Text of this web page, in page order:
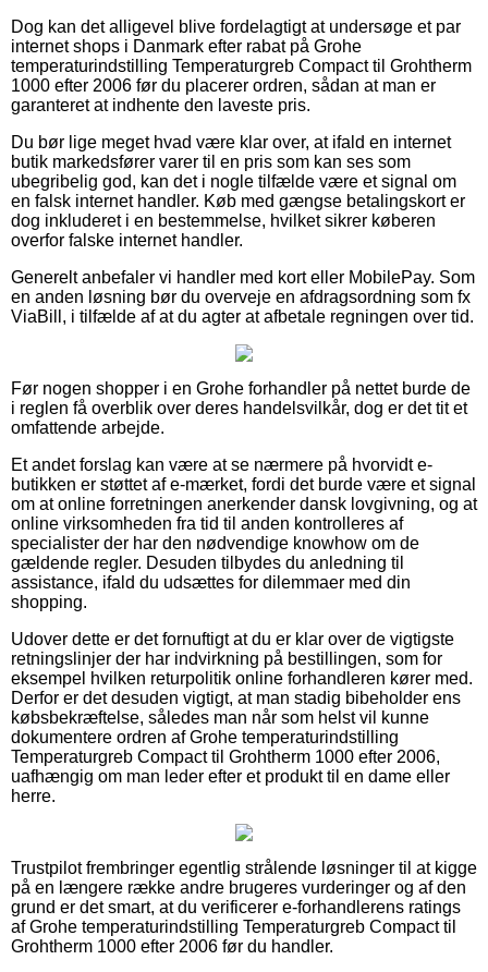
Dog kan det alligevel blive fordelagtigt at undersøge et par
internet shops i Danmark efter rabat på Grohe
temperaturindstilling Temperaturgreb Compact til Grohtherm
1000 efter 2006 før du placerer ordren, sådan at man er
garanteret at indhente den laveste pris.
Du bør lige meget hvad være klar over, at ifald en internet
butik markedsfører varer til en pris som kan ses som
ubegribelig god, kan det i nogle tilfælde være et signal om
en falsk internet handler. Køb med gængse betalingskort er
dog inkluderet i en bestemmelse, hvilket sikrer køberen
overfor falske internet handler.
Generelt anbefaler vi handler med kort eller MobilePay. Som
en anden løsning bør du overveje en afdragsordning som fx
ViaBill, i tilfælde af at du agter at afbetale regningen over tid.
Før nogen shopper i en Grohe forhandler på nettet burde de
i reglen få overblik over deres handelsvilkår, dog er det tit et
omfattende arbejde.
Et andet forslag kan være at se nærmere på hvorvidt e-
butikken er støttet af e-mærket, fordi det burde være et signal
om at online forretningen anerkender dansk lovgivning, og at
online virksomheden fra tid til anden kontrolleres af
specialister der har den nødvendige knowhow om de
gældende regler. Desuden tilbydes du anledning til
assistance, ifald du udsættes for dilemmaer med din
shopping.
Udover dette er det fornuftigt at du er klar over de vigtigste
retningslinjer der har indvirkning på bestillingen, som for
eksempel hvilken returpolitik online forhandleren kører med.
Derfor er det desuden vigtigt, at man stadig bibeholder ens
købsbekræftelse, således man når som helst vil kunne
dokumentere ordren af Grohe temperaturindstilling
Temperaturgreb Compact til Grohtherm 1000 efter 2006,
uafhængig om man leder efter et produkt til en dame eller
herre.
Trustpilot frembringer egentlig strålende løsninger til at kigge
på en længere række andre brugeres vurderinger og af den
grund er det smart, at du verificerer e-forhandlerens ratings
af Grohe temperaturindstilling Temperaturgreb Compact til
Grohtherm 1000 efter 2006 før du handler.